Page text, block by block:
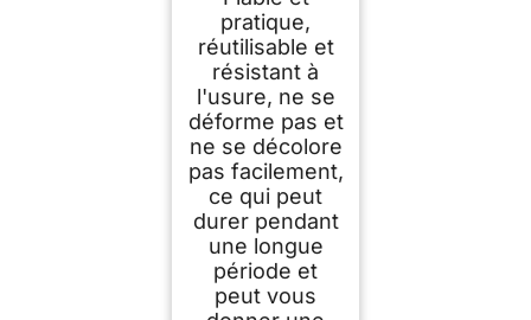
pratique,
réutilisable et
résistant à
l'usure, ne se
déforme pas et
ne se décolore
pas facilement,
ce qui peut
durer pendant
une longue
période et
peut vous